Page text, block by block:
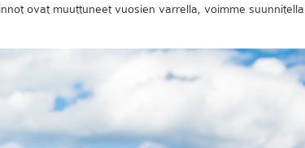
ovat muuttuneet vuosien varrella, voimme